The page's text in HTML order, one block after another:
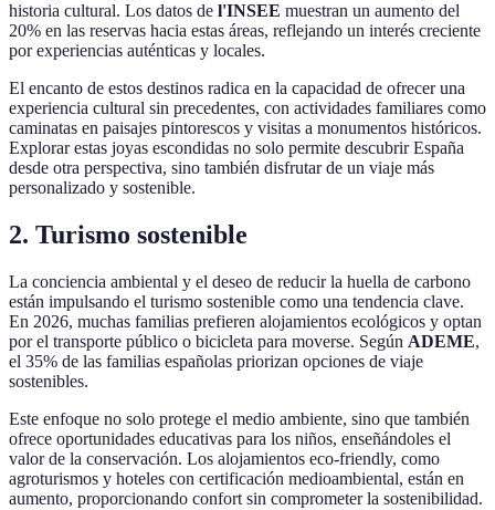
historia cultural. Los datos de l'INSEE muestran un aumento del
20% en las reservas hacia estas áreas, reflejando un interés creciente
por experiencias auténticas y locales.
El encanto de estos destinos radica en la capacidad de ofrecer una
experiencia cultural sin precedentes, con actividades familiares como
caminatas en paisajes pintorescos y visitas a monumentos históricos.
Explorar estas joyas escondidas no solo permite descubrir España
desde otra perspectiva, sino también disfrutar de un viaje más
personalizado y sostenible.
2. Turismo sostenible
La conciencia ambiental y el deseo de reducir la huella de carbono
están impulsando el turismo sostenible como una tendencia clave.
En 2026, muchas familias prefieren alojamientos ecológicos y optan
por el transporte público o bicicleta para moverse. Según ADEME,
el 35% de las familias españolas priorizan opciones de viaje
sostenibles.
Este enfoque no solo protege el medio ambiente, sino que también
ofrece oportunidades educativas para los niños, enseñándoles el
valor de la conservación. Los alojamientos eco-friendly, como
agroturismos y hoteles con certificación medioambiental, están en
aumento, proporcionando confort sin comprometer la sostenibilidad.